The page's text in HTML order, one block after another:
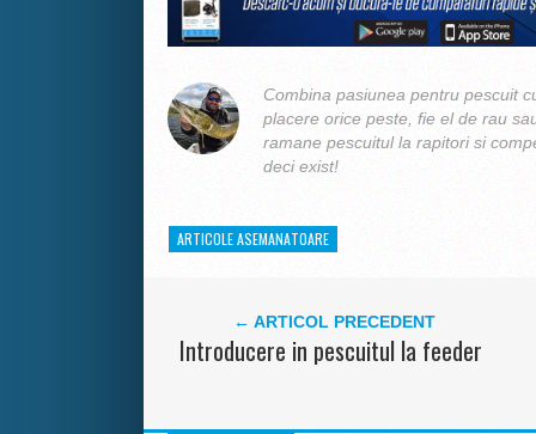
Combina pasiunea pentru pescuit
placere orice peste, fie el de rau
ramane pescuitul la rapitori si
deci exist!
ARTICOLE ASEMANATOARE
← ARTICOL PRECEDENT
Introducere in pescuitul la feeder